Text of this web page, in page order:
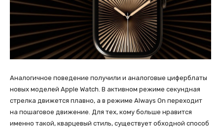
Аналогичное поведение получили и аналоговые циферблаты
новых моделей Apple Watch. В активном режиме секундная
стрелка движется плавно, а в режиме Always On переходит
на пошаговое движение. Для тех, кому больше нравится
именно такой, кварцевый стиль, существует обходной способ